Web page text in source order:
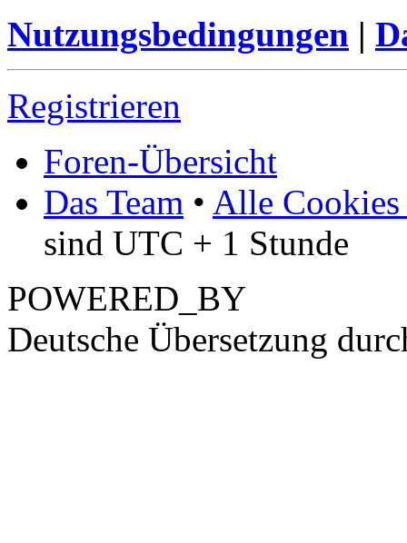
Nutzungsbedingungen |
Registrieren
Foren-Übersicht
Das Team • Alle Cookies
sind UTC + 1 Stunde
POWERED_BY
Deutsche Übersetzung